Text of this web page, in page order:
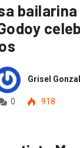
bailarina
Grisel
0
918